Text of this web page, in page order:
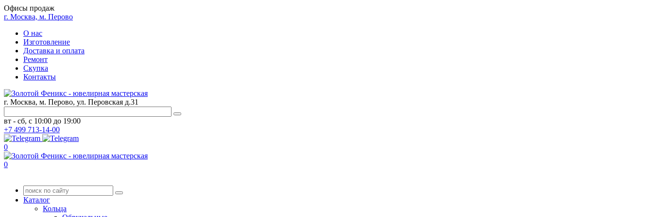
Офисы продаж
г. Москва, м. Перово
О нас
Изготовление
Доставка и оплата
Ремонт
Скупка
Контакты
г. Москва, м. Перово, ул. Перовская д.31
вт - сб, с 10:00 до 19:00
+7 499 713-14-00
0
0
Каталог
Кольца